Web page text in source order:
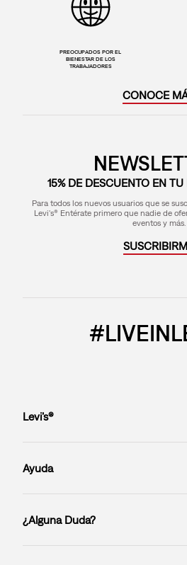
PREOCUPADOS POR EL
BIENESTAR DE LOS
TRABAJADORES
CONOCE
15% DE DESCUENTO EN
Para todos los nuevos usuarios que se
Levi's® Entérate primero que nadie de
eventos y más.
Levi’s®
Ayuda
¿Alguna Duda?